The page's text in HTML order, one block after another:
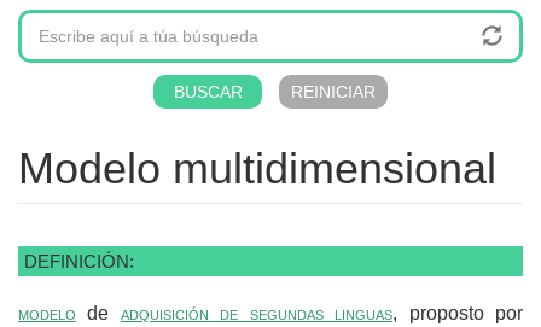
Modelo multidimensional
DEFINICIÓN:
modelo de adquisición de segundas linguas, proposto por